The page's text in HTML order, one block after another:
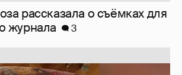
рассказала о съёмках для
журнала
3